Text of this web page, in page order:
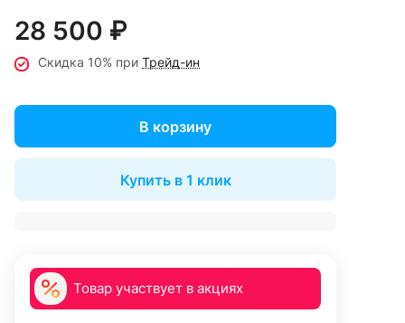
28 500 ₽
Скидка 10% при Трейд-ин
В корзину
Купить в 1 клик
Товар участвует в акциях